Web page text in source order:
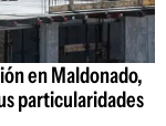
en Maldonado,
particularidades